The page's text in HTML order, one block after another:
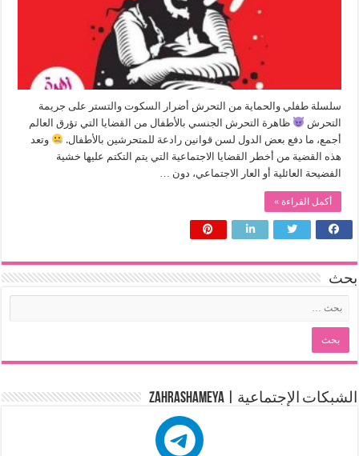
سلسلة طفلي والحماية من التحرش أضرار السكوت والتستر على جريمة
التحرش
ظاهرة التحرش الجنسي بالأطفال من القضايا التي تؤرق العالم
أجمع، ما دفع بعض الدول لسن قوانين رادعة للمتحرشين بالأطفال.
وتعد
هذه القضية من أخطر القضايا الاجتماعية التي يتم التكتم عليها خشية
الفضيحة العائلية أو العار الاجتماعي، دون …
أكمل القراءة »
بحث
الشبكات الإجتماعية | zahrashameya